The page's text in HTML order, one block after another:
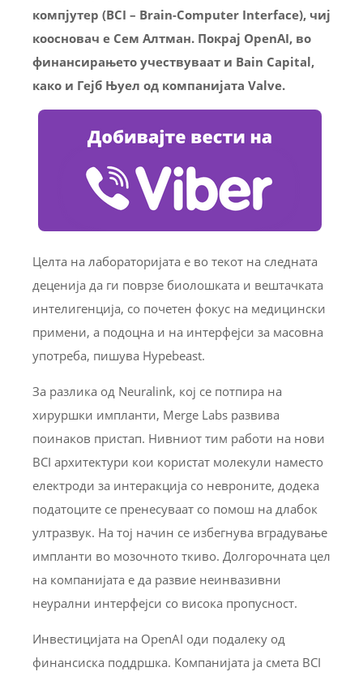
компјутер (BCI – Brain-Computer Interface), чиј
коосновач е Сем Алтман. Покрај OpenAI, во
финансирањето учествуваат и Bain Capital,
како и Гејб Њуел од компанијата Valve.
Целта на лабораторијата е во текот на следната
деценија да ги поврзе биолошката и вештачката
интелигенција, со почетен фокус на медицински
примени, а подоцна и на интерфејси за масовна
употреба, пишува Hypebeast.
За разлика од Neuralink, кој се потпира на
хируршки импланти, Merge Labs развива
поинаков пристап. Нивниот тим работи на нови
BCI архитектури кои користат молекули наместо
електроди за интеракција со невроните, додека
податоците се пренесуваат со помош на длабок
ултразвук. На тој начин се избегнува вградување
импланти во мозочното ткиво. Долгорочната цел
на компанијата е да развие неинвазивни
неурални интерфејси со висока пропусност.
Инвестицијата на OpenAI оди подалеку од
финансиска поддршка. Компанијата ја смета BCI